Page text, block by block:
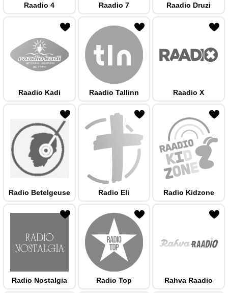
Raadio 4 Raadio 7 Raadio Druzi
Raadio Kadi Raadio Tallinn Raadio X
Radio Betelgeuse Radio Eli Radio Kidzone
Radio Nostalgia Radio Top Rahva Raadio